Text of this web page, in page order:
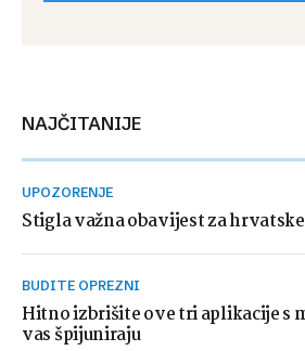
NAJČITANIJE
UPOZORENJE
Stigla važna obavijest za
BUDITE OPREZNI
Hitno izbrišite ove tri aplikacije s
vas špijuniraju